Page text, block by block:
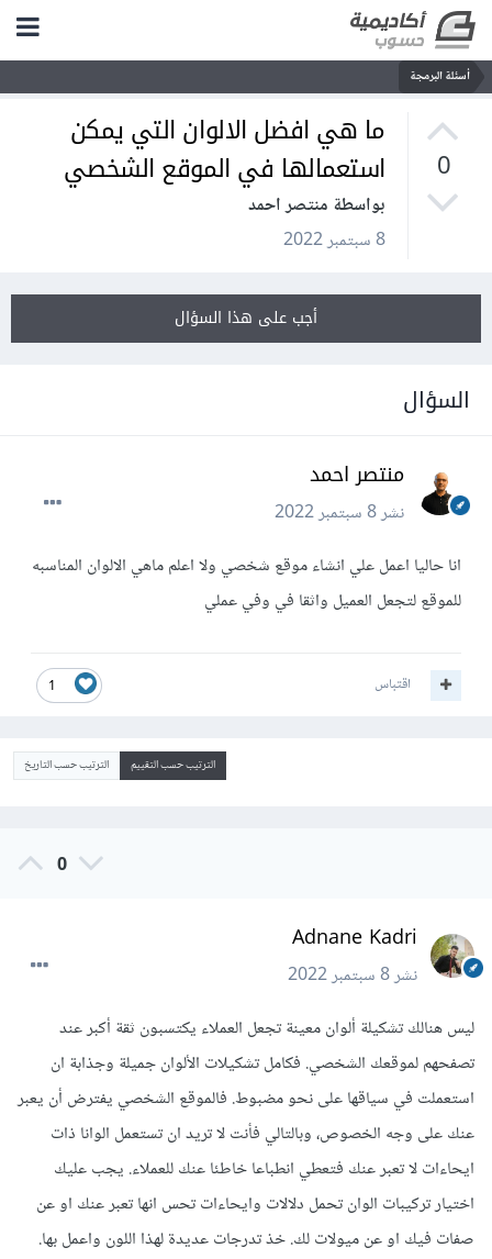
أسئلة البرمجة
0
ما هي افضل الالوان التي يمكن
استعمالها في الموقع الشخصي
بواسطة منتصر احمد
8 سبتمبر 2022
أجب على هذا السؤال
السؤال
منتصر احمد
نشر8 سبتمبر 2022
انا حاليا اعمل علي انشاء موقع شخصي ولا اعلم ماهي الالوان المناسبه
للموقع لتجعل العميل واثقا في وفي عملي
1 اقتباس
الترتيب حسب التقييم الترتيب حسب التاريخ
0
Adnane Kadri
نشر8 سبتمبر 2022
ليس هنالك تشكيلة ألوان معينة تجعل العملاء يكتسبون ثقة أكبر عند
تصفحهم لموقعك الشخصي. فكامل تشكيلات الألوان جميلة وجذابة ان
استعملت في سياقها على نحو مضبوط. فالموقع الشخصي يفترض أن يعبر
عنك على وجه الخصوص، وبالتالي فأنت لا تريد ان تستعمل الوانا ذات
ايحاءات لا تعبر عنك فتعطي انطباعا خاطئا عنك للعملاء. يجب عليك
اختيار تركيبات الوان تحمل دلالات وايحاءات تحس انها تعبر عنك او عن
صفات فيك او عن ميولات لك. خذ تدرجات عديدة لهذا اللون واعمل بها.